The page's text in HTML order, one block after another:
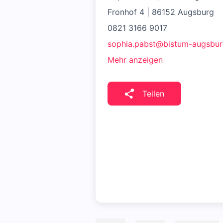
Fronhof 4 | 86152 Augsburg
0821 3166 9017
sophia.pabst@bistum-
Mehr anzeigen
Teilen